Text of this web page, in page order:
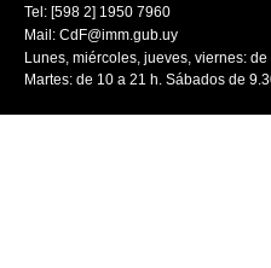
Tel: [598 2] 1950 7960
Mail: CdF@imm.gub.uy
Lunes, miércoles, jueves, viernes:
Martes: de 10 a 21 h. Sábados de